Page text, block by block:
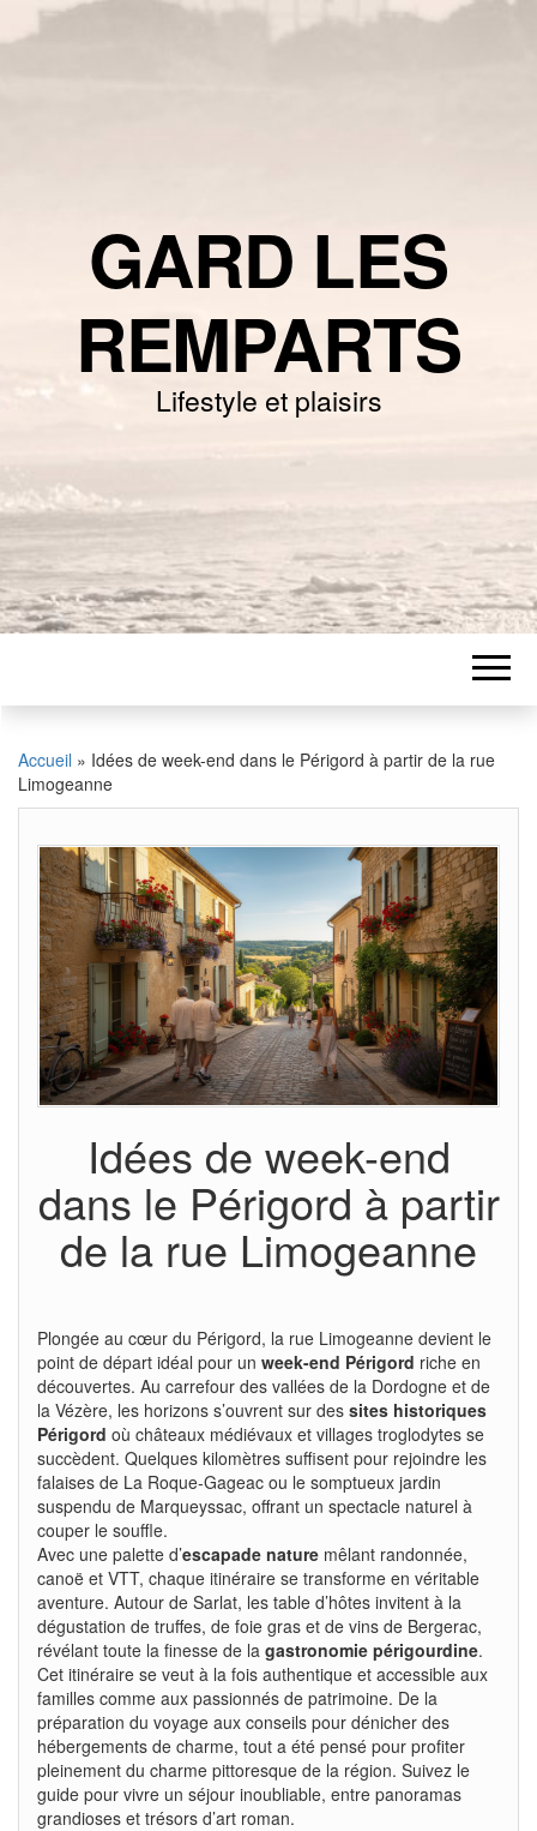
GARD LES
REMPARTS
Lifestyle et plaisirs
Accueil » Idées de week-end dans le Périgord à partir de la rue
Limogeanne
Idées de week-end
dans le Périgord à partir
de la rue Limogeanne
Plongée au cœur du Périgord, la rue Limogeanne devient le
point de départ idéal pour un week-end Périgord riche en
découvertes. Au carrefour des vallées de la Dordogne et de
la Vézère, les horizons s’ouvrent sur des sites historiques
Périgord où châteaux médiévaux et villages troglodytes se
succèdent. Quelques kilomètres suffisent pour rejoindre les
falaises de La Roque-Gageac ou le somptueux jardin
suspendu de Marqueyssac, offrant un spectacle naturel à
couper le souffle.
Avec une palette d’escapade nature mêlant randonnée,
canoë et VTT, chaque itinéraire se transforme en véritable
aventure. Autour de Sarlat, les table d’hôtes invitent à la
dégustation de truffes, de foie gras et de vins de Bergerac,
révélant toute la finesse de la gastronomie périgourdine.
Cet itinéraire se veut à la fois authentique et accessible aux
familles comme aux passionnés de patrimoine. De la
préparation du voyage aux conseils pour dénicher des
hébergements de charme, tout a été pensé pour profiter
pleinement du charme pittoresque de la région. Suivez le
guide pour vivre un séjour inoubliable, entre panoramas
grandioses et trésors d’art roman.